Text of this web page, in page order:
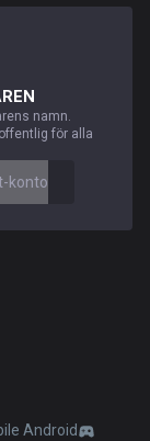
namn.
för alla
konto
Android